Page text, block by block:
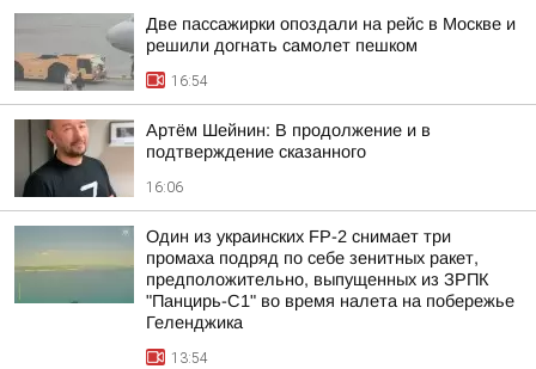
Две пассажирки опоздали на рейс в Москве и
решили догнать самолет пешком
16:54
Артём Шейнин: В продолжение и в
подтверждение сказанного
16:06
Один из украинских FP-2 снимает три
промаха подряд по себе зенитных ракет,
предположительно, выпущенных из ЗРПК
"Панцирь-С1" во время налета на побережье
Геленджика
13:54